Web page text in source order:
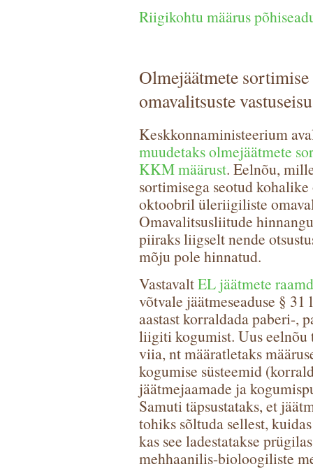
Riigikohtu määrus
Olmejäätmete
omavalitsuste vastuseisu
Keskkonnaministeerium
muudetaks olmejäätmete
KKM määrust. Eelnõu,
sortimisega seotud
oktoobril üleriigiliste
Omavalitsusliitude
piiraks liigselt nende
mõju pole hinnatud.
VastavaltEL jäätmete
võtvale jäätmeseaduse §
aastast korraldada paberi-,
liigiti kogumist. Uus eelnõu
viia, nt määratletaks
kogumise süsteemid
jäätmejaamade ja
Samuti täpsustataks, et
tohiks sõltuda sellest,
kas see ladestatakse
mehhaanilis-bioloogiliste